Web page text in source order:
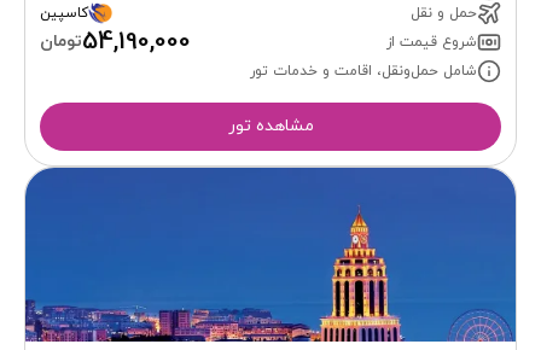
حمل و نقل
کاسپین
شروع قیمت از
54,190,000تومان
شامل حمل‌ونقل، اقامت و خدمات تور
مشاهده تور